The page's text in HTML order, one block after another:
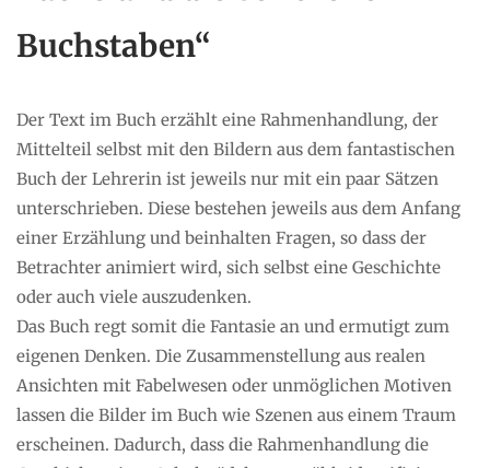
Buchstaben“
Der Text im Buch erzählt eine Rahmenhandlung, der
Mittelteil selbst mit den Bildern aus dem fantastischen
Buch der Lehrerin ist jeweils nur mit ein paar Sätzen
unterschrieben. Diese bestehen jeweils aus dem Anfang
einer Erzählung und beinhalten Fragen, so dass der
Betrachter animiert wird, sich selbst eine Geschichte
oder auch viele auszudenken.
Das Buch regt somit die Fantasie an und ermutigt zum
eigenen Denken. Die Zusammenstellung aus realen
Ansichten mit Fabelwesen oder unmöglichen Motiven
lassen die Bilder im Buch wie Szenen aus einem Traum
erscheinen. Dadurch, dass die Rahmenhandlung die